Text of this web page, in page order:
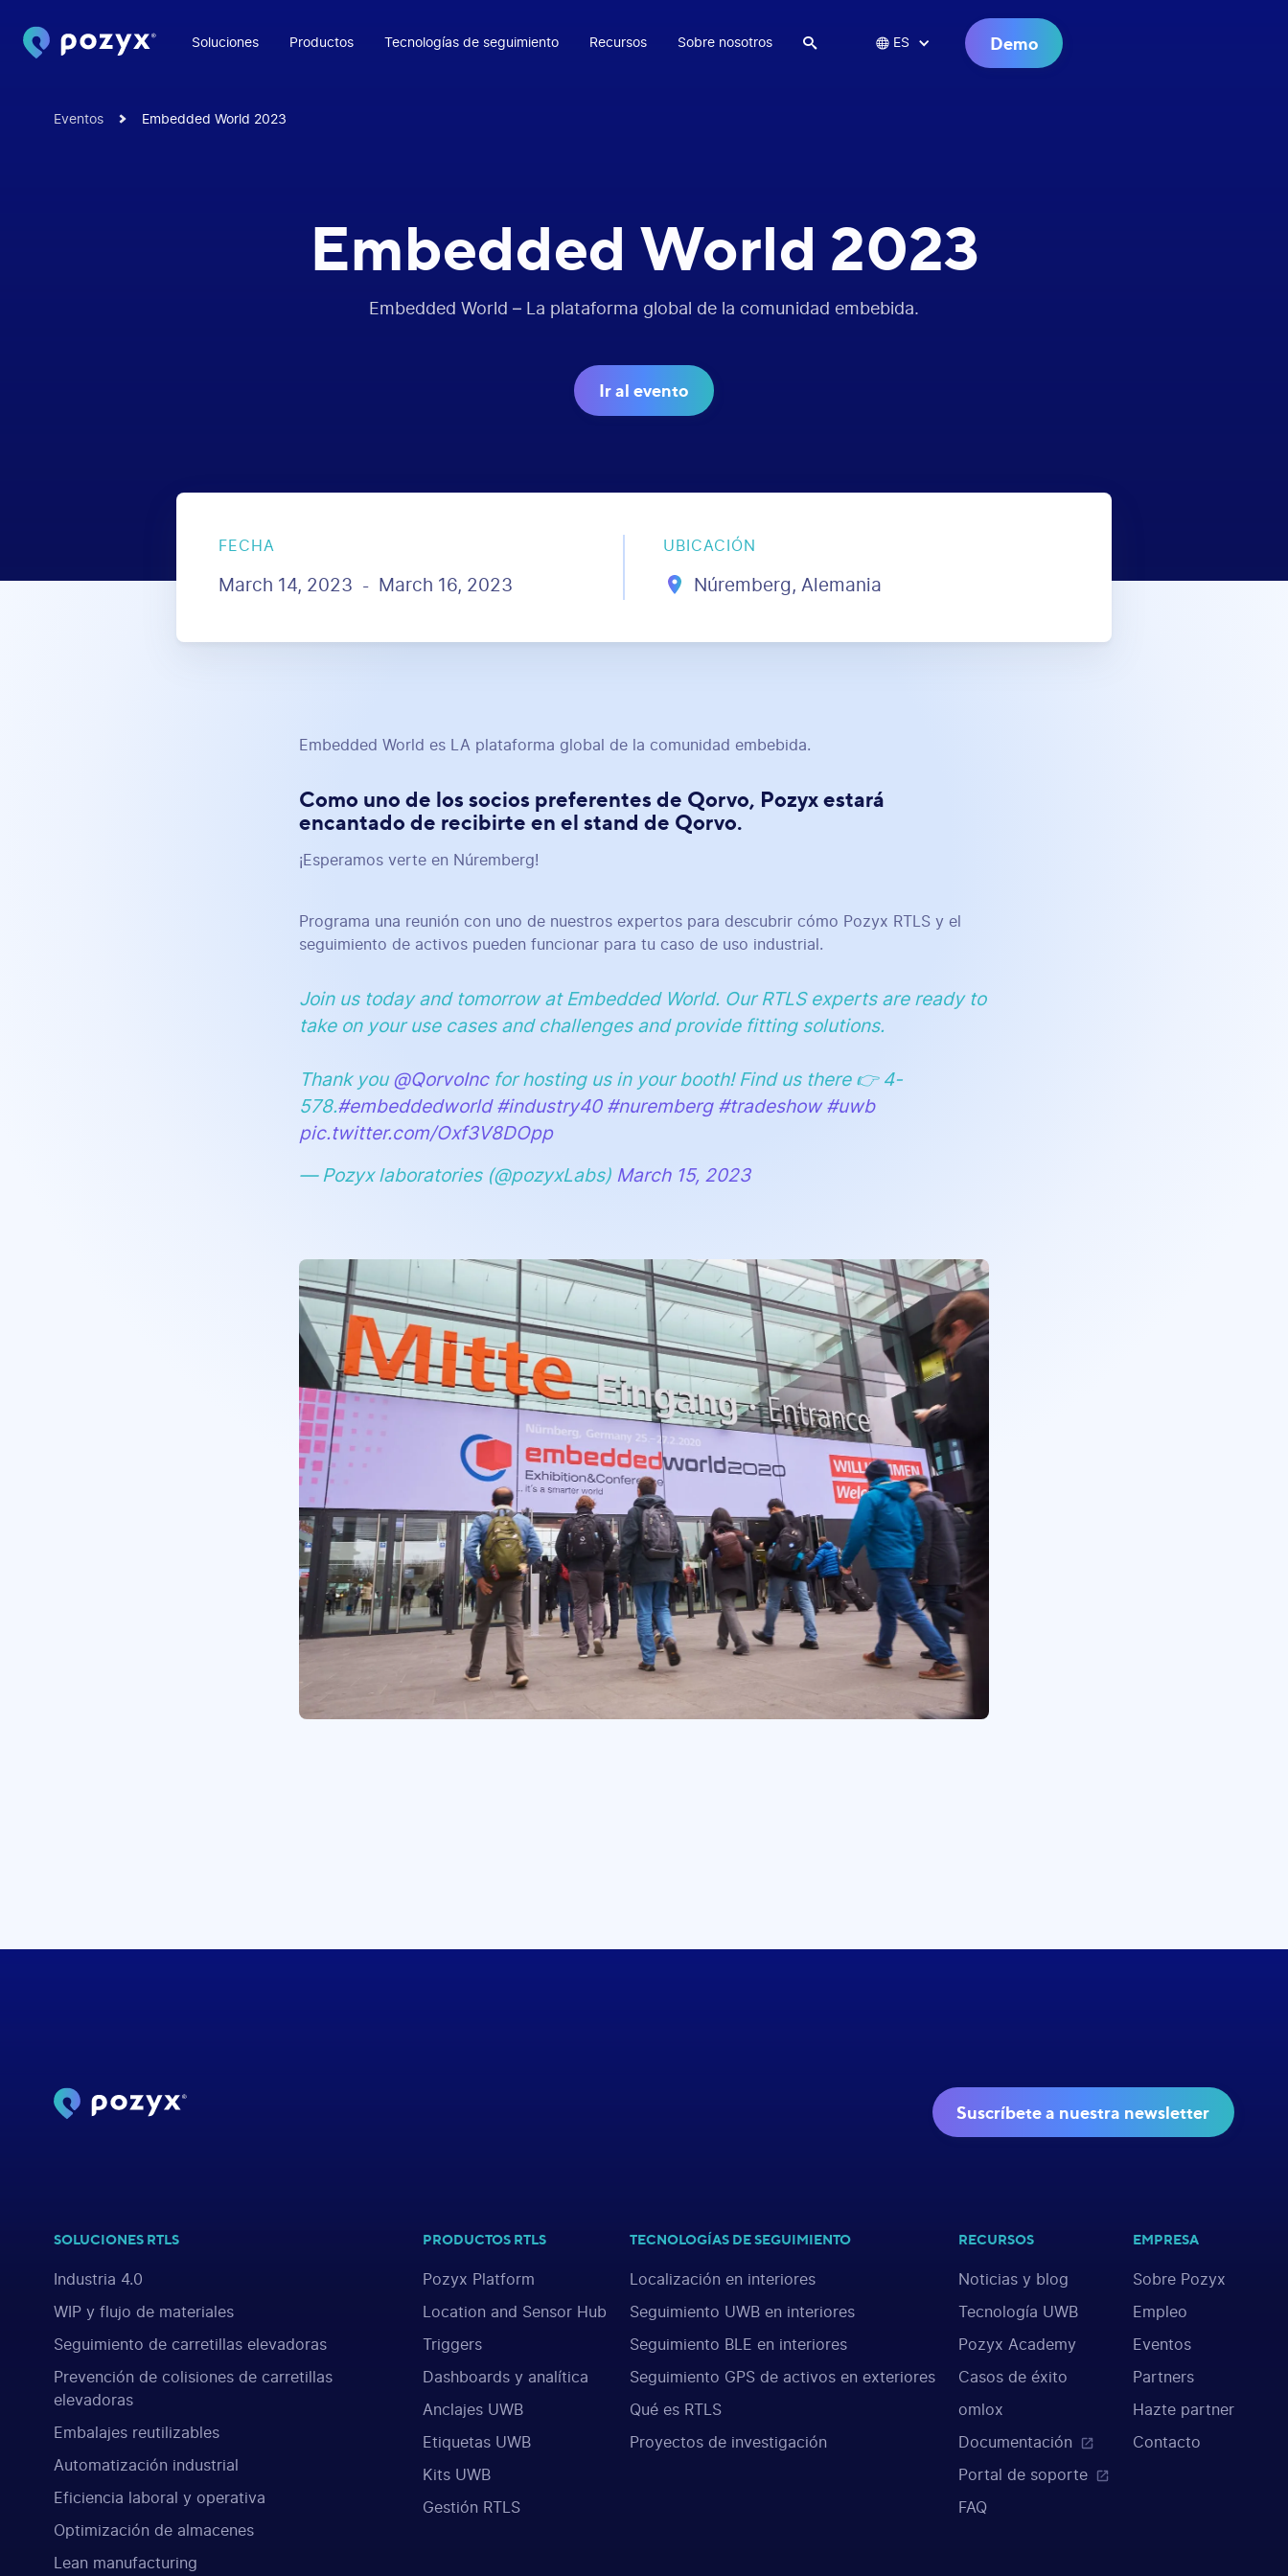
Soluciones Productos Tecnologías de seguimiento Recursos Sobre nosotros   ES Demo
Eventos Embedded World 2023
Embedded World 2023
Embedded World – La plataforma global de la comunidad embebida.
Ir al evento
FECHA
March 14, 2023 - March 16, 2023
UBICACIÓN
Núremberg, Alemania
Embedded World es LA plataforma global de la comunidad embebida.
Como uno de los socios preferentes de Qorvo, Pozyx estará
encantado de recibirte en el stand de Qorvo.
¡Esperamos verte en Núremberg!
Programa una reunión con uno de nuestros expertos para descubrir cómo Pozyx RTLS y el
seguimiento de activos pueden funcionar para tu caso de uso industrial.
Join us today and tomorrow at Embedded World. Our RTLS experts are ready to
take on your use cases and challenges and provide fitting solutions.
Thank you @QorvoIncfor hosting us in your booth! Find us there 👉 4-
578.#embeddedworld #industry40 #nuremberg #tradeshow #uwb
pic.twitter.com/Oxf3V8DOpp
— Pozyx laboratories (@pozyxLabs) March 15, 2023
Suscríbete a nuestra newsletter
SOLUCIONES RTLS
Industria 4.0
WIP y flujo de materiales
Seguimiento de carretillas elevadoras
Prevención de colisiones de carretillas
elevadoras
Embalajes reutilizables
Automatización industrial
Eficiencia laboral y operativa
Optimización de almacenes
Lean manufacturing
PRODUCTOS RTLS
Pozyx Platform
Location and Sensor Hub
Triggers
Dashboards y analítica
Anclajes UWB
Etiquetas UWB
Kits UWB
Gestión RTLS
TECNOLOGÍAS DE SEGUIMIENTO
Localización en interiores
Seguimiento UWB en interiores
Seguimiento BLE en interiores
Seguimiento GPS de activos en exteriores
Qué es RTLS
Proyectos de investigación
RECURSOS
Noticias y blog
Tecnología UWB
Pozyx Academy
Casos de éxito
omlox
Documentación
Portal de soporte
FAQ
EMPRESA
Sobre Pozyx
Empleo
Eventos
Partners
Hazte partner
Contacto